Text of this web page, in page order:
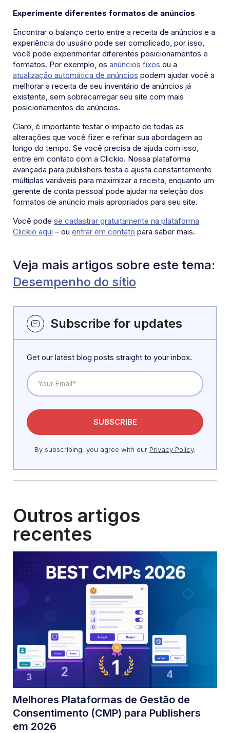
Experimente diferentes formatos de anúncios
Encontrar o balanço certo entre a receita de anúncios e a
experiência do usuário pode ser complicado, por isso,
você pode experimentar diferentes posicionamentos e
formatos. Por exemplo, os anúncios fixos ou a
atualização automática de anúncios podem ajudar você a
melhorar a receita de seu inventário de anúncios já
existente, sem sobrecarregar seu site com mais
posicionamentos de anúncios.
Claro, é importante testar o impacto de todas as
alterações que você fizer e refinar sua abordagem ao
longo do tempo. Se você precisa de ajuda com isso,
entre em contato com a Clickio. Nossa plataforma
avançada para publishers testa e ajusta constantemente
múltiplas variáveis para maximizar a receita, enquanto um
gerente de conta pessoal pode ajudar na seleção dos
formatos de anúncio mais apropriados para seu site.
Você pode se cadastrar gratuitamente na plataforma
Clickio aqui – ou entrar em contato para saber mais.
Veja mais artigos sobre este tema:
Desempenho do sítio
Subscribe for updates
Get our latest blog posts straight to your inbox.
By subscribing, you agree with our Privacy Policy.
Outros artigos
recentes
Melhores Plataformas de Gestão de
Consentimento (CMP) para Publishers
em 2026